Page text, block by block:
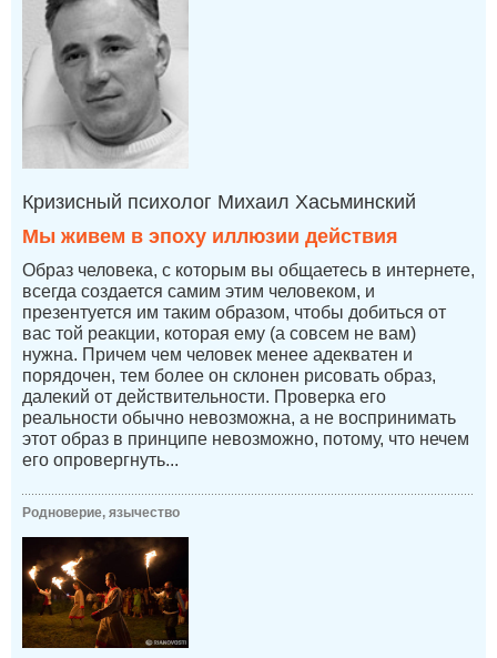
Кризисный психолог Михаил Хасьминский
Мы живем в эпоху иллюзии действия
Образ человека, с которым вы общаетесь в интернете,
всегда создается самим этим человеком, и
презентуется им таким образом, чтобы добиться от
вас той реакции, которая ему (а совсем не вам)
нужна. Причем чем человек менее адекватен и
порядочен, тем более он склонен рисовать образ,
далекий от действительности. Проверка его
реальности обычно невозможна, а не воспринимать
этот образ в принципе невозможно, потому, что нечем
его опровергнуть...
Родноверие, язычество